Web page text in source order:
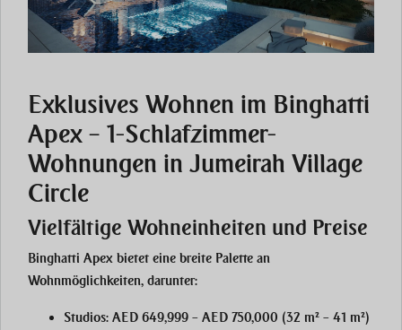
Exklusives Wohnen im Binghatti
Apex – 1-Schlafzimmer-
Wohnungen in Jumeirah Village
Circle
Vielfältige Wohneinheiten und Preise
Binghatti Apex bietet eine breite Palette an
Wohnmöglichkeiten, darunter:
Studios: AED 649,999 – AED 750,000 (32 m² – 41 m²)